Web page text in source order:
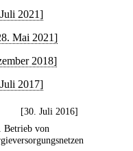
2021]
Mai 2021]
2018]
2017]
[30. Juli 2016]
Betrieb von